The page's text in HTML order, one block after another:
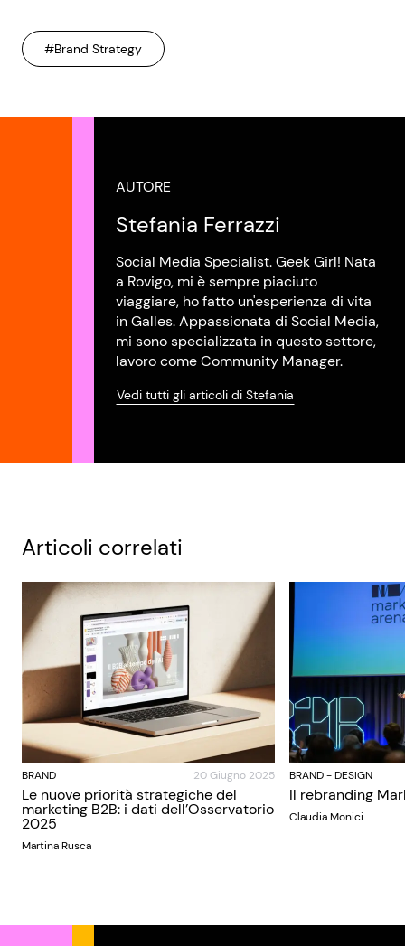
#Brand Strategy
AUTORE
Stefania Ferrazzi
Social Media Specialist. Geek Girl! Nata
a Rovigo, mi è sempre piaciuto
viaggiare, ho fatto un'esperienza di vita
in Galles. Appassionata di Social Media,
mi sono specializzata in questo settore,
lavoro come Community Manager.
Vedi tutti gli articoli di Stefania
Articoli correlati
BRAND 20 Giugno 2025
Le nuove priorità strategiche del
marketing B2B: i dati dell’Osservatorio
2025
Martina Rusca
BRAND-DESIGN
Il rebranding
Claudia Monici